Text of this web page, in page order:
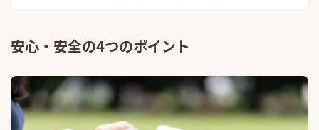
安心・安全の4つのポイント